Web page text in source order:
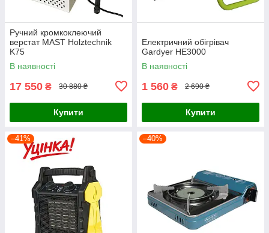
Ручний кромкоклеючий
верстат MAST Holztechnik
K75
В наявності
17 550 ₴ 30 880 ₴
Купити
Електричний обігрівач
Gardyer HE3000
В наявності
1 560 ₴ 2 690 ₴
Купити
–41% –40%